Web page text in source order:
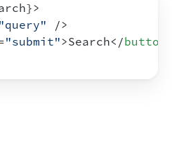
}>
"query"
/>
"submit">Search</button